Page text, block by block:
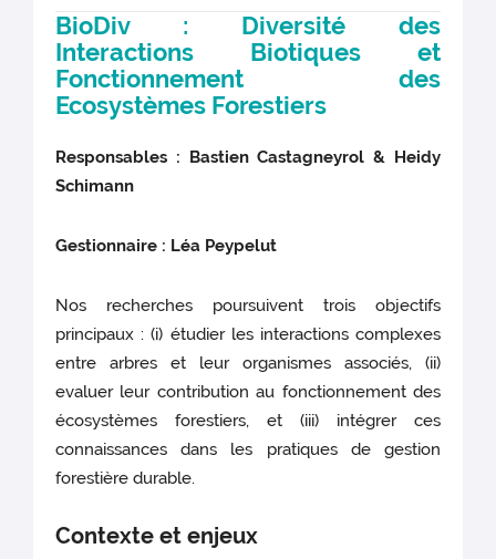
BioDiv : Diversité des
Interactions Biotiques et
Fonctionnement des
Ecosystèmes Forestiers
Responsables : Bastien Castagneyrol & Heidy
Schimann
Gestionnaire : Léa Peypelut
Nos recherches poursuivent trois objectifs
principaux : (i) étudier les interactions complexes
entre arbres et leur organismes associés, (ii)
evaluer leur contribution au fonctionnement des
écosystèmes forestiers, et (iii) intégrer ces
connaissances dans les pratiques de gestion
forestière durable.
Contexte et enjeux